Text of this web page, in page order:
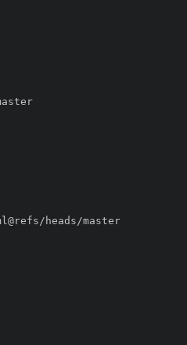
//github.com/dasch/avro_turf/.github/workflows/push_gem.yml@refs/heads/master
//github.com/dasch/avro_turf/.github/workflows/push_gem.yml@refs/heads/master